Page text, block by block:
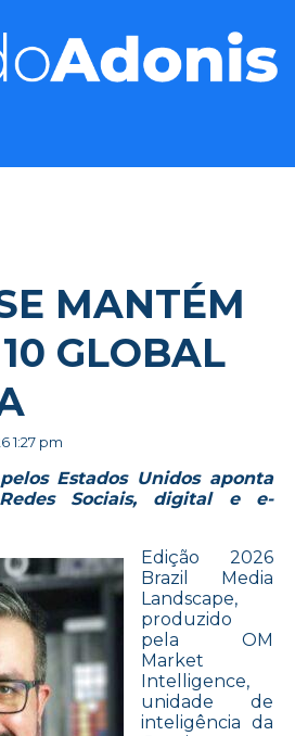
MANTÉM
GLOBAL
1:27 pm
Estados Unidos aponta
Sociais, digital e e-
Edição 2026
Brazil Media
Landscape,
produzido
pela OM
Market
Intelligence,
unidade de
inteligência da